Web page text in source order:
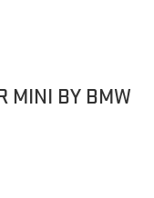
MINI BY BMW